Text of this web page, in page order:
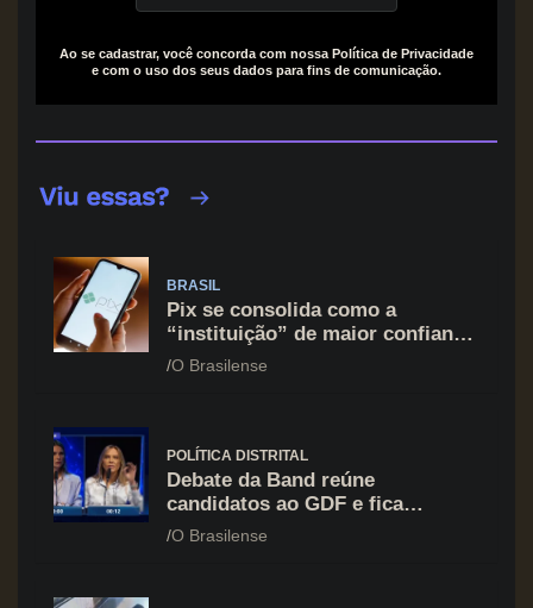
Ao se cadastrar, você concorda com nossa Política de Privacidade
e com o uso dos seus dados para fins de comunicação.
BRASIL
Pix se consolida como a
“instituição” de maior confiança
do brasileiro, supera Igreja e
O Brasilense
POLÍTICA DISTRITAL
Debate da Band reúne
candidatos ao GDF e fica
marcado por ofensiva contra
O Brasilense